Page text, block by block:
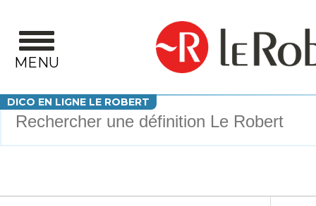
MENU
DICO EN LIGNE LE ROBERT
Votre recherche